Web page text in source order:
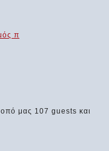
μας 107 guests και